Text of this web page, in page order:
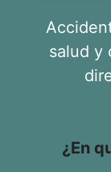
salud y
¿En